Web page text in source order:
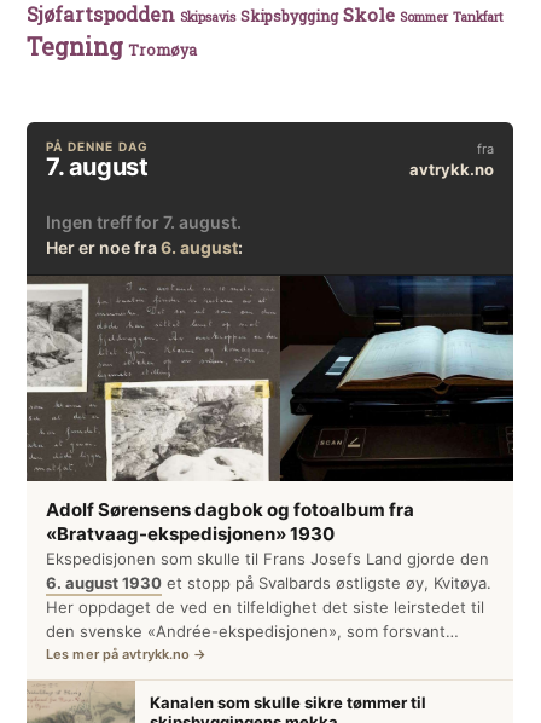
Sjøfartspodden Skipsavis Skipsbygging Skole Sommer Tankfart
Tegning Tromøya